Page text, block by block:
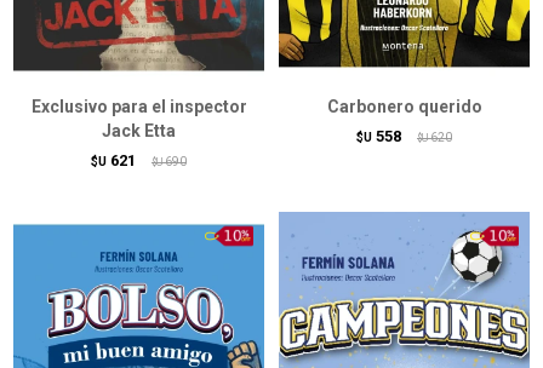
Exclusivo para el inspector
Jack Etta
$U 621 $U 690
Carbonero querido
$U 558 $U 620